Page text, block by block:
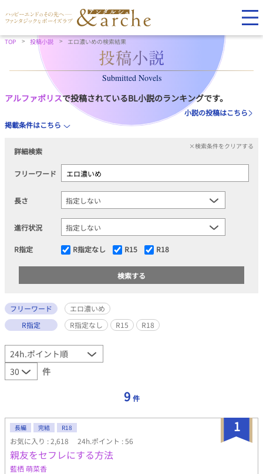
TOP 投稿小説 エロ濃いめの検索結果
Submitted Novels
アルファポリスで投稿されているBL小説のランキングです。
小説の投稿はこちら
掲載条件はこちら
詳細検索
×検索条件をクリアする
フリーワード
長さ
進行状況
R指定 R指定なし R15 R18
フリーワード
エロ濃いめ
R指定
R指定なし R15 R18
件
9 件
1
長編 完結 R18
お気に入り : 2,618 24h.ポイント : 56
親友をセフレにする方法
藍栖 萌菜香